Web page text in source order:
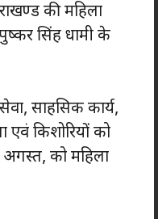
की महिला
पुष्कर सिंह धामी के
साहसिक कार्य,
एवं किशोरियों को
अगस्त, को महिला